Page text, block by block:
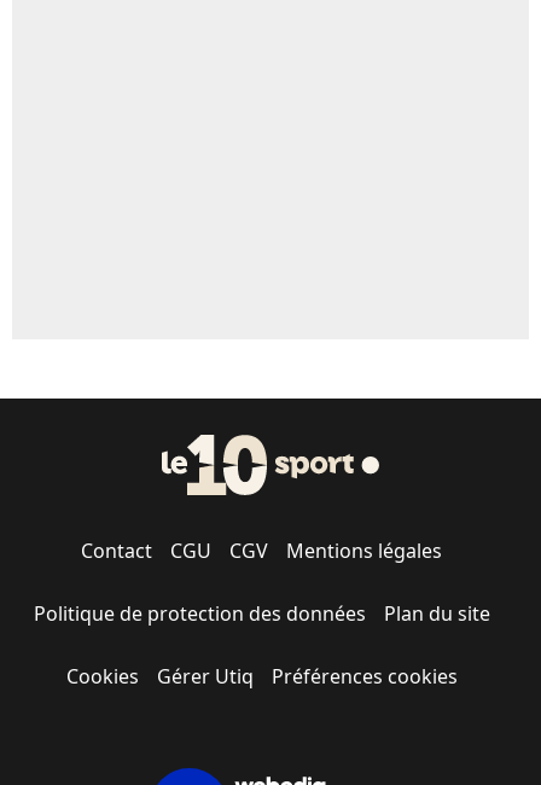
Contact CGU CGV Mentions légales
Politique de protection des données Plan du site
Cookies Gérer Utiq Préférences cookies